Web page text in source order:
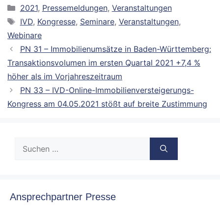
Kategorien
2021, Pressemeldungen, Veranstaltungen
Schlagwörter
IVD, Kongresse, Seminare, Veranstaltungen,
Webinare
PN 31 – Immobilienumsätze in Baden-Württemberg:
Transaktionsvolumen im ersten Quartal 2021 +7,4 %
höher als im Vorjahreszeitraum
PN 33 – IVD-Online-Immobilienversteigerungs-
Kongress am 04.05.2021 stößt auf breite Zustimmung
nach:
Ansprechpartner Presse